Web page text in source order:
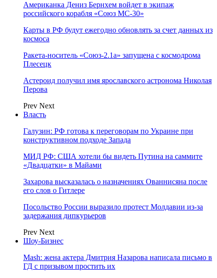
Американка Дениз Бернхем войдет в экипаж
российского корабля «Союз МС-30»
Карты в РФ будут ежегодно обновлять за счет данных из
космоса
Ракета-носитель «Союз-2.1а» запущена с космодрома
Плесецк
Астероид получил имя ярославского астронома Николая
Перова
Prev Next
Власть
Галузин: РФ готова к переговорам по Украине при
конструктивном подходе Запада
МИД РФ: США хотели бы видеть Путина на саммите
«Двадцатки» в Майами
Захарова высказалась о назначениях Ованнисяна после
его слов о Гитлере
Посольство России выразило протест Молдавии из-за
задержания дипкурьеров
Prev Next
Шоу-Бизнес
Mash: жена актера Дмитрия Назарова написала письмо в
ГД с призывом простить их